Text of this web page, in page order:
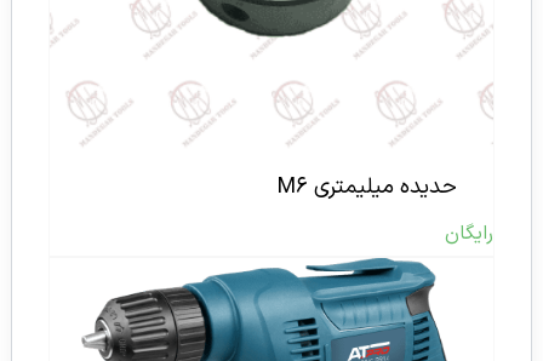
حدیده میلیمتری M۶
رایگان